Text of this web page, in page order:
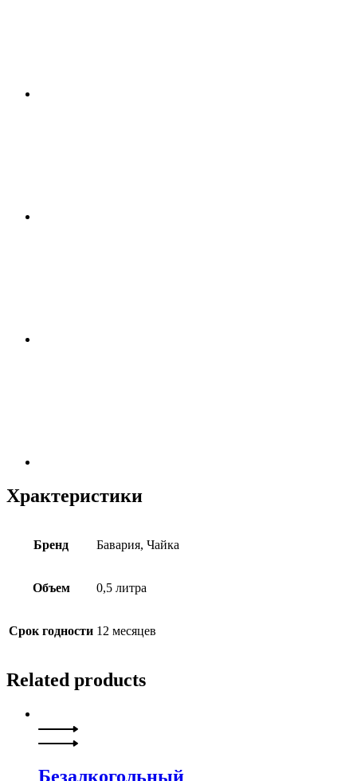
Храктеристики
Бренд Бавария, Чайка
Объем 0,5 литра
Срок годности 12 месяцев
Related products
Безалкогольный